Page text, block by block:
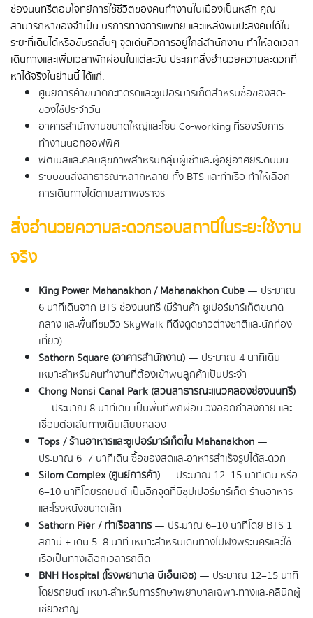
ช่องนนทรีตอบโจทย์การใช้ชีวิตของคนทำงานในเมืองเป็นหลัก คุณ
สามารถหาของจำเป็น บริการทางการแพทย์ และแหล่งพบปะสังคมได้ใน
ระยะที่เดินได้หรือขับรถสั้นๆ จุดเด่นคือการอยู่ใกล้สำนักงาน ทำให้ลดเวลา
เดินทางและเพิ่มเวลาพักผ่อนในแต่ละวัน ประเภทสิ่งอำนวยความสะดวกที่
หาได้จริงในย่านนี้ ได้แก่:
ศูนย์การค้าขนาดกะทัดรัดและซูเปอร์มาร์เก็ตสำหรับซื้อของสด-
ของใช้ประจำวัน
อาคารสำนักงานขนาดใหญ่และโซน Co-working ที่รองรับการ
ทำงานนอกออฟฟิศ
ฟิตเนสและคลับสุขภาพสำหรับกลุ่มผู้เช่าและผู้อยู่อาศัยระดับบน
ระบบขนส่งสาธารณะหลากหลาย ทั้ง BTS และท่าเรือ ทำให้เลือก
การเดินทางได้ตามสภาพจราจร
สิ่งอำนวยความสะดวกรอบสถานีในระยะใช้งาน
จริง
King Power Mahanakhon / Mahanakhon Cube — ประมาณ
6 นาทีเดินจาก BTS ช่องนนทรี (มีร้านค้า ซูเปอร์มาร์เก็ตขนาด
กลาง และพื้นที่ชมวิว SkyWalk ที่ดึงดูดชาวต่างชาติและนักท่อง
เที่ยว)
Sathorn Square (อาคารสำนักงาน) — ประมาณ 4 นาทีเดิน
เหมาะสำหรับคนทำงานที่ต้องเข้าพบลูกค้าเป็นประจำ
Chong Nonsi Canal Park (สวนสาธารณะแนวคลองช่องนนทรี)
— ประมาณ 8 นาทีเดิน เป็นพื้นที่พักผ่อน วิ่งออกกำลังกาย และ
เชื่อมต่อเส้นทางเดินเลียบคลอง
Tops / ร้านอาหารและซูเปอร์มาร์เก็ตใน Mahanakhon —
ประมาณ 6–7 นาทีเดิน ซื้อของสดและอาหารสำเร็จรูปได้สะดวก
Silom Complex (ศูนย์การค้า) — ประมาณ 12–15 นาทีเดิน หรือ
6–10 นาทีโดยรถยนต์ เป็นอีกจุดที่มีซุปเปอร์มาร์เก็ต ร้านอาหาร
และโรงหนังขนาดเล็ก
Sathorn Pier / ท่าเรือสาทร — ประมาณ 6–10 นาทีโดย BTS 1
สถานี + เดิน 5–8 นาที เหมาะสำหรับเดินทางไปฝั่งพระนครและใช้
เรือเป็นทางเลือกเวลารถติด
BNH Hospital (โรงพยาบาล บีเอ็นเอช) — ประมาณ 12–15 นาที
โดยรถยนต์ เหมาะสำหรับการรักษาพยาบาลเฉพาะทางและคลินิกผู้
เชี่ยวชาญ